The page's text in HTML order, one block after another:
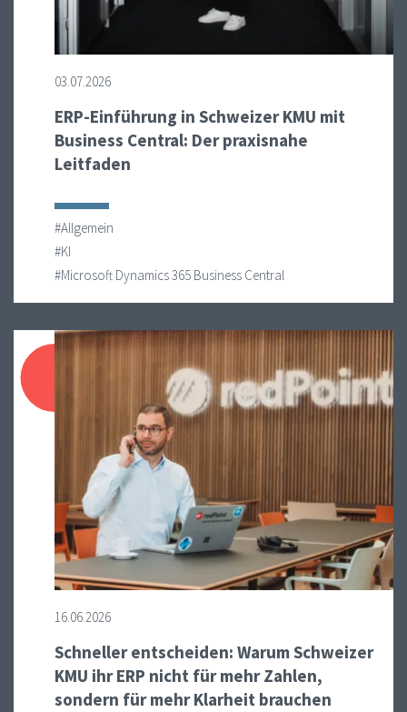
03.07.2026
ERP-Einführung in Schweizer KMU mit
Business Central: Der praxisnahe
Leitfaden
#Allgemein
#KI
#Microsoft Dynamics 365 Business Central
16.06.2026
Schneller entscheiden: Warum Schweizer
KMU ihr ERP nicht für mehr Zahlen,
sondern für mehr Klarheit brauchen